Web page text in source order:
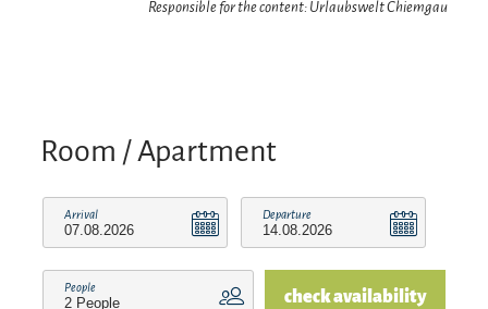
Balkon ergänzen die Wohnung.
Responsible for the content: Urlaubswelt Chiemgau
Room / Apartment
Arrival Departure
People check availability